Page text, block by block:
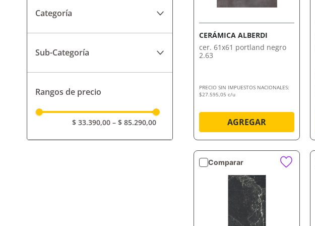
Categoría
Cerámicas y Porcelanatos
Sub-Categoría
Porcelanatos
Cerámicas para Pisos
Rangos de precio
$ 33.390,00 – $ 85.290,00
VISTA RÁPIDA
CERÁMICA ALBERDI
cer. 61x61 portland negro
2.63
PRECIO SIN IMPUESTOS NACIONALES:
$27.595,05 c/u
AGREGAR
Comparar